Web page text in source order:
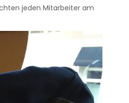
jeden Mitarbeiter am